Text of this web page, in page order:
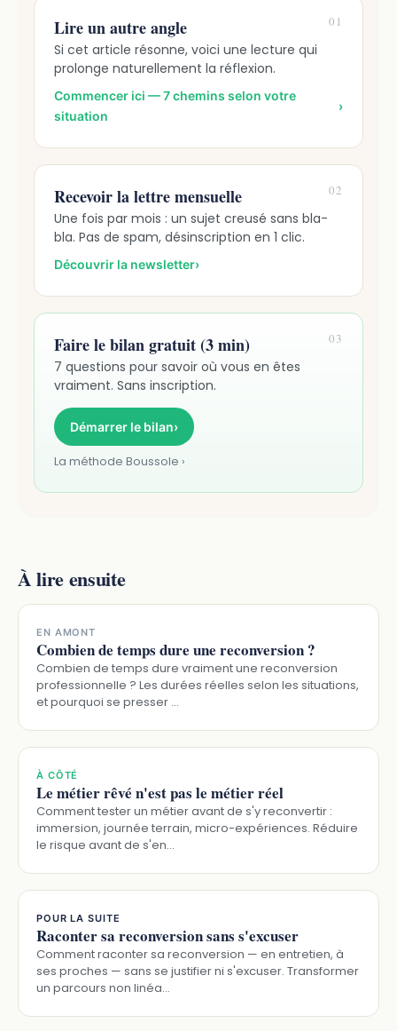
01
Lire un autre angle
Si cet article résonne, voici une lecture qui
prolonge naturellement la réflexion.
Commencer ici — 7 chemins selon votre
situation
›
02
Recevoir la lettre mensuelle
Une fois par mois : un sujet creusé sans bla-
bla. Pas de spam, désinscription en 1 clic.
Découvrir la newsletter›
03
Faire le bilan gratuit (3 min)
7 questions pour savoir où vous en êtes
vraiment. Sans inscription.
Démarrer le bilan›
La méthode Boussole ›
À lire ensuite
EN AMONT
Combien de temps dure une reconversion ?
Combien de temps dure vraiment une reconversion
professionnelle ? Les durées réelles selon les situations,
et pourquoi se presser …
À CÔTÉ
Le métier rêvé n'est pas le métier réel
Comment tester un métier avant de s'y reconvertir :
immersion, journée terrain, micro-expériences. Réduire
le risque avant de s'en…
POUR LA SUITE
Raconter sa reconversion sans s'excuser
Comment raconter sa reconversion — en entretien, à
ses proches — sans se justifier ni s'excuser. Transformer
un parcours non linéa…